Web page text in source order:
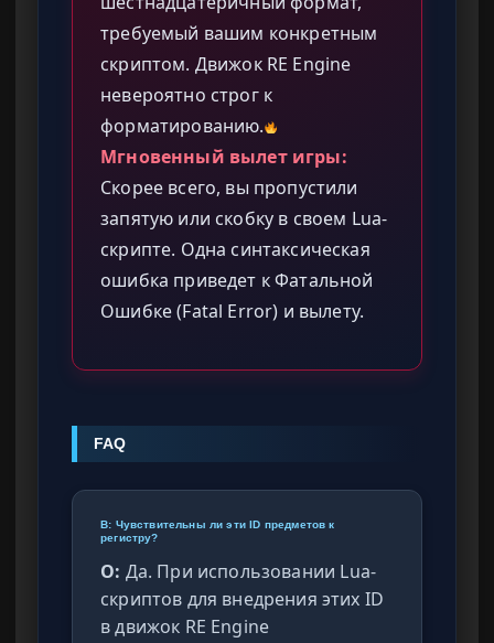
требуемый вашим конкретным
скриптом. Движок RE Engine
невероятно строг к
форматированию.
Мгновенный вылет игры:
Скорее всего, вы пропустили
запятую или скобку в своем Lua-
скрипте. Одна синтаксическая
ошибка приведет к Фатальной
Ошибке (Fatal Error) и вылету.
FAQ
В: Чувствительны ли эти ID предметов к
регистру?
О: Да. При использовании Lua-
скриптов для внедрения этих ID
в движок RE Engine